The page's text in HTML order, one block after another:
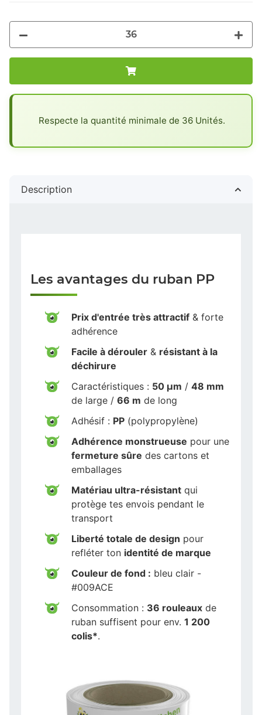
Respecte la quantité minimale de 36 Unités.
Description
Les avantages du ruban PP
Prix d'entrée très attractif & forte
adhérence
Facile à dérouler & résistant à la
déchirure
Caractéristiques : 50 µm / 48 mm
de large / 66 m de long
Adhésif : PP (polypropylène)
Adhérence monstrueuse pour une
fermeture sûre des cartons et
emballages
Matériau ultra-résistant qui
protège tes envois pendant le
transport
Liberté totale de design pour
refléter ton identité de marque
Couleur de fond : bleu clair -
#009ACE
Consommation : 36 rouleaux de
ruban suffisent pour env. 1 200
colis*.